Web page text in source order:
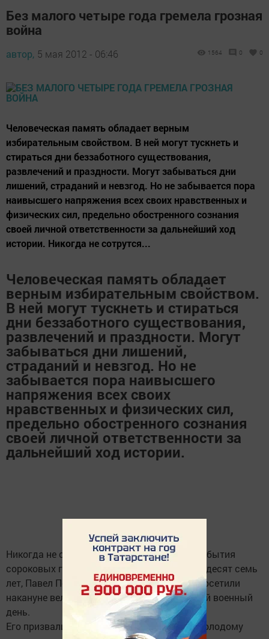
Без малого четыре года гремела грозная
война
автор, 5 мая 2012 - 06:46 1564 0 0
Человеческая память обладает верным
избирательным свойством. В ней могут тускнеть и
стираться дни беззаботного существования,
развлечений и праздности. Могут забываться дни
лишений, страданий и невзгод. Но не забывается пора
наивысшего напряжения всех своих нравственных и
физических сил, предельно обостренного сознания
своей личной ответственности за дальнейший ход
истории. Никогда не сотрутся...
Человеческая память обладает
верным избирательным свойством.
В ней могут тускнеть и стираться
дни беззаботного существования,
развлечений и праздности. Могут
забываться дни лишений,
страданий и невзгод. Но не
забывается пора наивысшего
напряжения всех своих
нравственных и физических сил,
предельно обостренного сознания
своей личной ответственности за
дальнейший ход истории.
Никогда не сотрутся в памяти ветеранов события
сороковых годов. И хотя прошло уже шестьдесят семь
лет, Павел Петрович Лаптев, которого мы посетили
накануне великого дня, помнит каждый свой военный
день.
Его призвали на фронт в 1943 году, когда молодому